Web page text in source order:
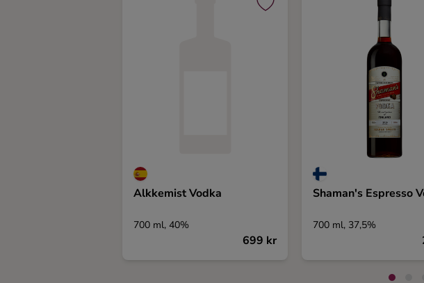
Alkkemist Vodka
700 ml, 40%
699 kr
Shaman's Espresso
700 ml, 37,5%